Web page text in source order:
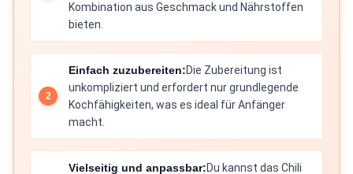
Kombination aus Geschmack und Nährstoffen
bieten.
Einfach zuzubereiten:Die Zubereitung ist
unkompliziert und erfordert nur grundlegende
Kochfähigkeiten, was es ideal für Anfänger
macht.
Vielseitig und anpassbar:Du kannst das Chili